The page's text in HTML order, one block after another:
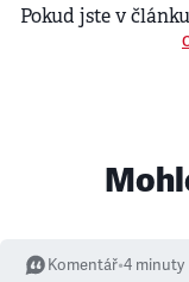
Pokud jste v
Komentář•4 minuty